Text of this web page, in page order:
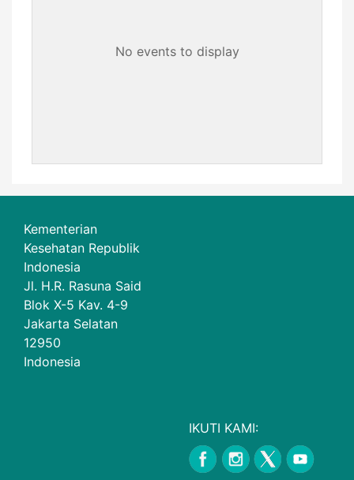
No events to display
Kementerian
Kesehatan Republik
Indonesia
Jl. H.R. Rasuna Said
Blok X-5 Kav. 4-9
Jakarta Selatan
12950
Indonesia
IKUTI KAMI: